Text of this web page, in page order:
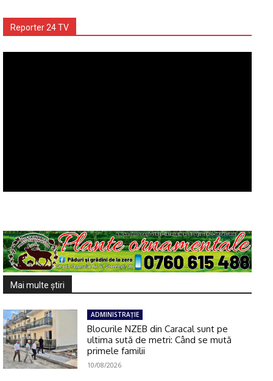
Reporter 24 TV
Mai multe ştiri
ADMINISTRAŢIE
Blocurile NZEB din Caracal sunt pe
ultima sută de metri: Când se mută
primele familii
10/08/2026